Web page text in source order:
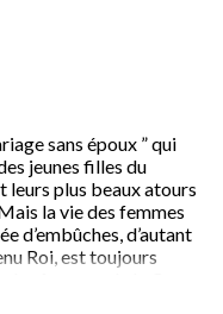
sans époux ” qui
jeunes filles du
leurs plus beaux atours
la vie des femmes
d’embûches, d’autant
Roi, est toujours
il plus vite quand elle